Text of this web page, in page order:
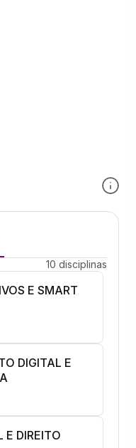
10 disciplinas
E SMART
DIGITAL E
E DIREITO